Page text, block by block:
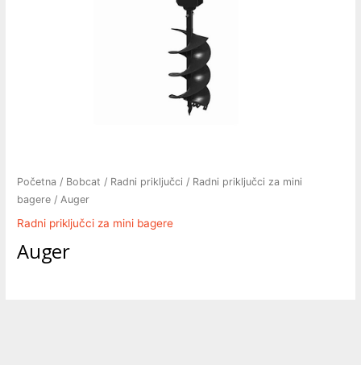
Početna / Bobcat / Radni priključci / Radni priključci za mini
bagere / Auger
Radni priključci za mini bagere
Auger